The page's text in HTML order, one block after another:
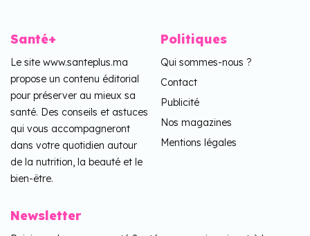
Santé+
Le site www.santeplus.ma
propose un contenu éditorial
pour préserver au mieux sa
santé. Des conseils et astuces
qui vous accompagneront
dans votre quotidien autour
de la nutrition, la beauté et le
bien-être.
Politiques
Qui sommes-nous ?
Contact
Publicité
Nos magazines
Mentions légales
Newsletter